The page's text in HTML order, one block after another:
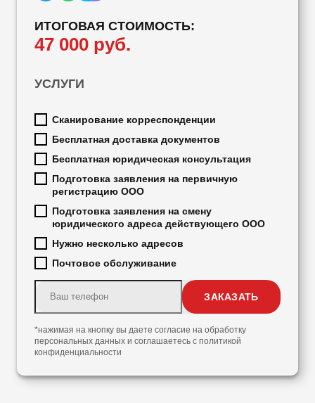
ИТОГОВАЯ СТОИМОСТЬ:
47 000 руб.
УСЛУГИ
Сканирование корреспонденции
Бесплатная доставка документов
Бесплатная юридическая консультация
Подготовка заявления на первичную
регистрацию ООО
Подготовка заявления на смену
юридического адреса действующего ООО
Нужно несколько адресов
Почтовое обслуживание
*нажимая на кнопку вы даете согласие на обработку
персональных данных и соглашаетесь с политикой
конфиденциальности